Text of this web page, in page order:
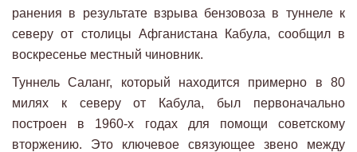
ранения в результате взрыва бензовоза в туннеле к
северу от столицы Афганистана Кабула, сообщил в
воскресенье местный чиновник.
Туннель Саланг, который находится примерно в 80
милях к северу от Кабула, был первоначально
построен в 1960-х годах для помощи советскому
вторжению. Это ключевое связующее звено между